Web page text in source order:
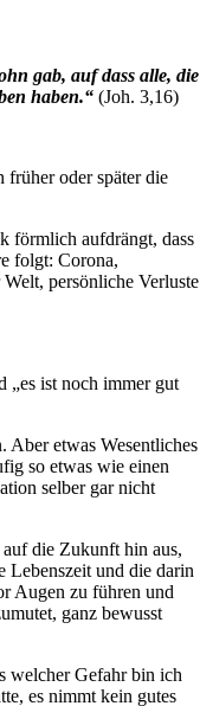
gab, auf dass alle, die
haben.“ (Joh. 3,16)
früher oder später die
förmlich aufdrängt, dass
folgt: Corona,
persönliche Verluste
„es ist noch immer gut
Aber etwas Wesentliches
so etwas wie einen
selber gar nicht
die Zukunft hin aus,
Lebenszeit und die darin
Augen zu führen und
ganz bewusst
welcher Gefahr bin ich
es nimmt kein gutes